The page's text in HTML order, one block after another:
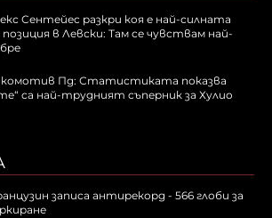
Сентейес разкри коя е най-силната
позиция в Левски: Там се чувствам най-
Пд: Статистиката показва
са най-трудният съперник за Хулио
записа антирекорд - 566 глоби за